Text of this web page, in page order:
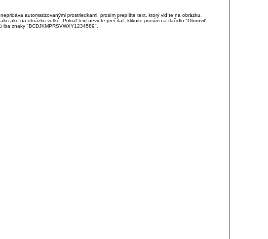
automatizovanými prostriedkami, prosím prepíšte text, ktorý vidíte na obrázku.
ako na obrázku veľké. Pokiaľ text neviete prečítať, kliknite prosím na tlačidlo "Obnoviť
znaky "BCDJKMPRSVWXY1234589".